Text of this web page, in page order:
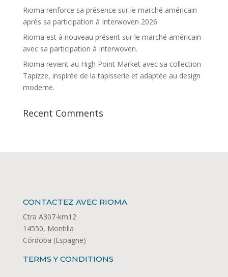
Rioma renforce sa présence sur le marché américain
après sa participation à Interwoven 2026
Rioma est à nouveau présent sur le marché américain
avec sa participation à Interwoven.
Rioma revient au High Point Market avec sa collection
Tapizze, inspirée de la tapisserie et adaptée au design
moderne.
Recent Comments
CONTACTEZ AVEC RIOMA
Ctra A307-km12
14550, Montilla
Córdoba (Espagne)
TERMS Y CONDITIONS